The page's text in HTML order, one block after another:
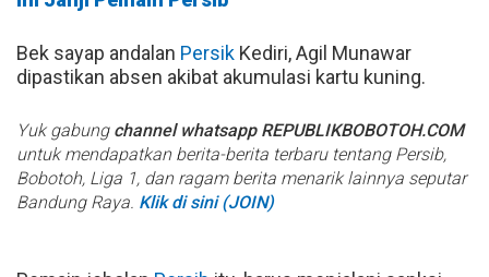
Bek sayap andalan Persik Kediri, Agil Munawar
dipastikan absen akibat akumulasi kartu kuning.
Yuk gabung channel whatsapp REPUBLIKBOBOTOH.COM
untuk mendapatkan berita-berita terbaru tentang Persib,
Bobotoh, Liga 1, dan ragam berita menarik lainnya seputar
Bandung Raya. Klik di sini (JOIN)